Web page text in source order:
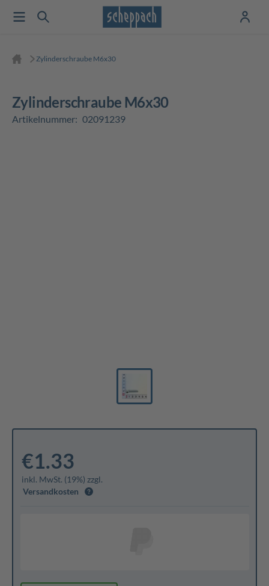
Zylinderschraube M6x30
Zylinderschraube M6x30
Artikelnummer: 02091239
€1.33
inkl. MwSt. (19%) zzgl.
Versandkosten